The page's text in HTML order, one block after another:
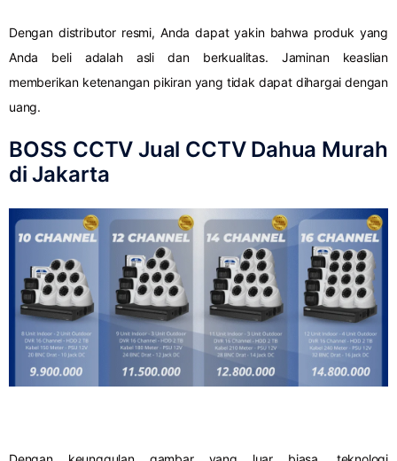
Dengan distributor resmi, Anda dapat yakin bahwa produk yang
Anda beli adalah asli dan berkualitas. Jaminan keaslian
memberikan ketenangan pikiran yang tidak dapat dihargai dengan
uang.
BOSS CCTV Jual CCTV Dahua Murah
di Jakarta